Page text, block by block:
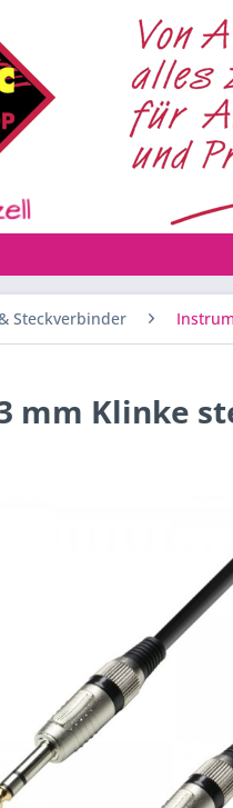
Steckverbinder
mm Klinke